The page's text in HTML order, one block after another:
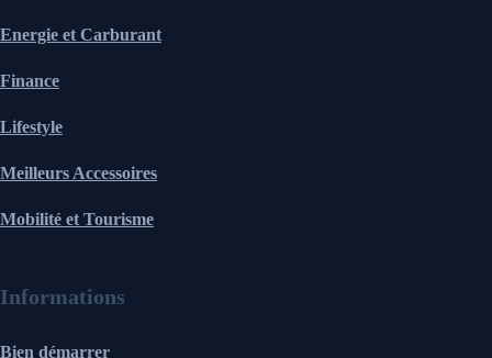
Energie et Carburant
Finance
Lifestyle
Meilleurs Accessoires
Mobilité et Tourisme
Informations
Bien démarrer